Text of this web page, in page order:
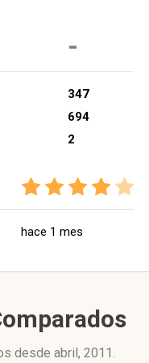
-
347
694
2
hace 1 mes
desde abril, 2011.